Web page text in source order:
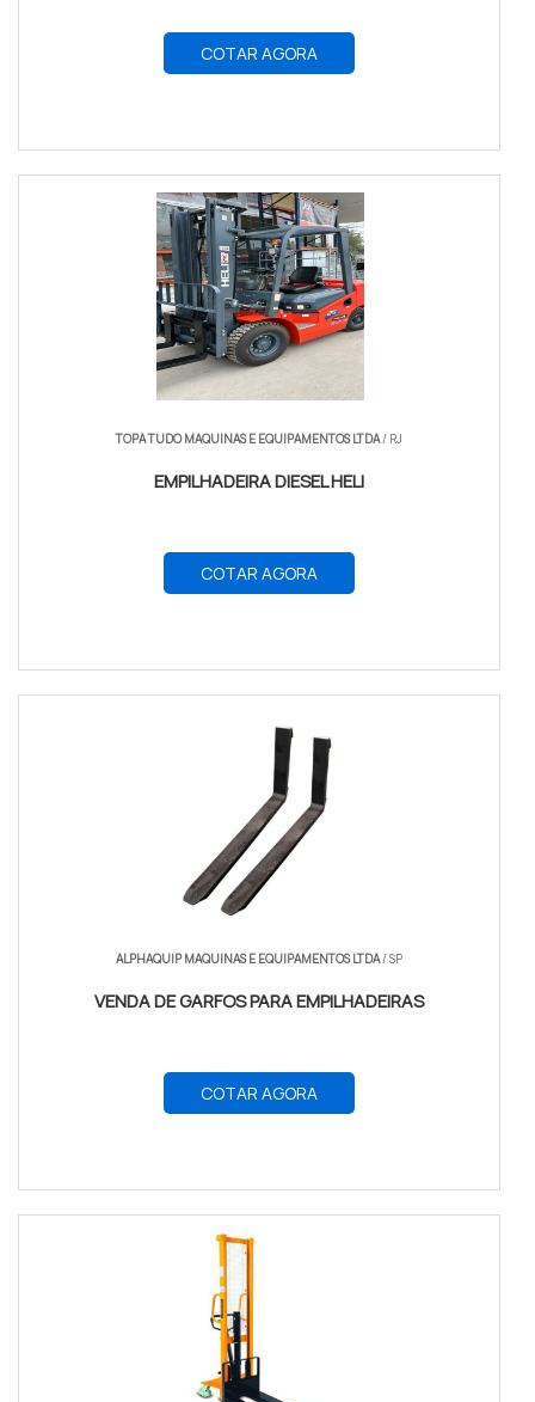
COTAR AGORA
TOPA TUDO MAQUINAS E EQUIPAMENTOS LTDA/ RJ
EMPILHADEIRA DIESEL HELI
COTAR AGORA
ALPHAQUIP MAQUINAS E EQUIPAMENTOS LTDA/ SP
VENDA DE GARFOS PARA EMPILHADEIRAS
COTAR AGORA